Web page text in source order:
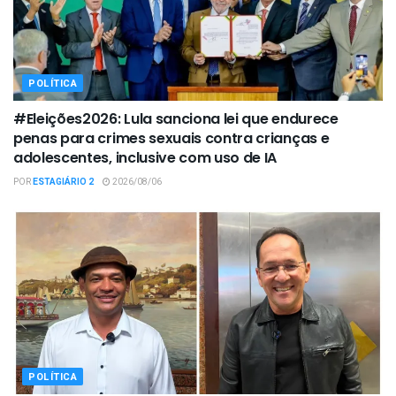
POLÍTICA
#Eleições2026: Lula sanciona lei que endurece
penas para crimes sexuais contra crianças e
adolescentes, inclusive com uso de IA
PORESTAGIÁRIO 2 2026/08/06
POLÍTICA